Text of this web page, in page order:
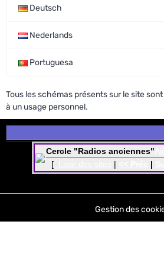
Deutsch
Nederlands
Portuguesa
Tous les schémas présents sur le site
à un usage personnel.
Cercle "Radios anciennes"
[
| |
Gestion des